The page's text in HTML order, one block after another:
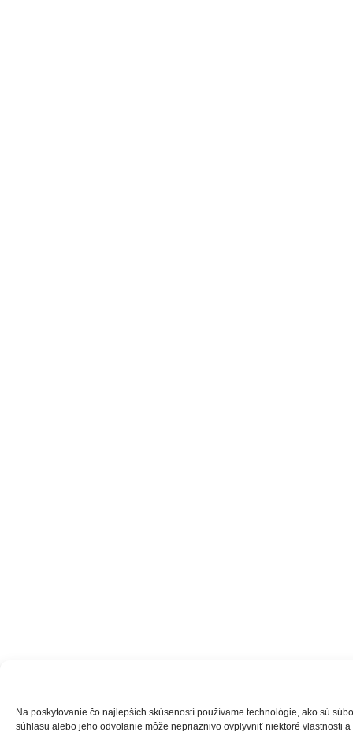
Na poskytovanie čo najlepších skúseností používame technológie, ako sú
súhlasu alebo jeho odvolanie môže nepriaznivo ovplyvniť niektoré vlastnosti a